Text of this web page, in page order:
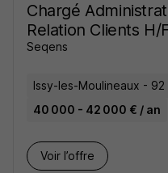
Chargé
Relation Clients H/
Seqens
Issy-les-Moulineaux - 92
40 000 - 42 000 € / an
Voir l’offre